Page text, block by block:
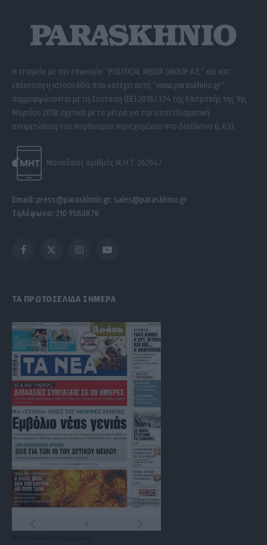
Η εταιρεία με την επωνυμία “POLITICAL MEDIA GROUP A.E.” και κατ’
επέκταση η ιστοσελίδα που κατέχει αυτή “www.paraskhnio.gr”
συμμορφώνονται με τη Σύσταση (ΕΕ) 2018/334 της Επιτροπής της 1ης
Μαρτίου 2018 σχετικά με τα μέτρα για την αποτελεσματική
αντιμετώπιση του παράνομου περιεχομένου στο διαδίκτυο (L 63).
Μοναδικός αριθμός Μ.Η.Τ. 262047
Email: press@paraskhnio.gr, sales@paraskhnio.gr
Τηλέφωνο: 210 9580876
Facebook
X
InstagramYouTube
ΤΑ ΠΡΩΤΟΣΕΛΙΔΑ ΣΗΜΕΡΑ